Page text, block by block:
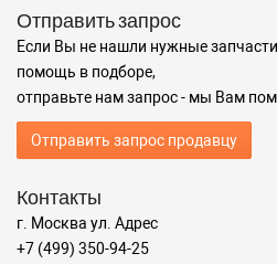
Отправить запрос
Если Вы не нашли нужные
помощь в подборе,
отправьте нам запрос - мы Вам
Отправить запрос продавцу
Контакты
г. Москва ул. Адрес
+7 (499) 350-94-25